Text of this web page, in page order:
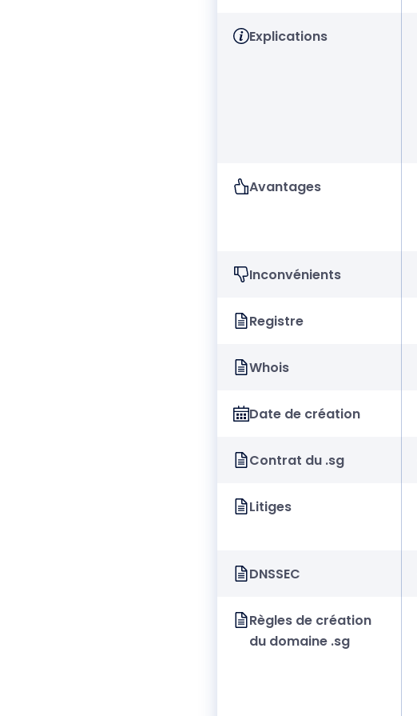
Explications
Avantages
Inconvénients
Registre
Whois
Date de création
Contrat du .sg
Litiges
DNSSEC
Règles de création
du domaine .sg